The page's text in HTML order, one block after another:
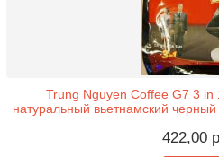
Trung Nguyen Coffee G7 3
натуральный вьетнамский
422,00